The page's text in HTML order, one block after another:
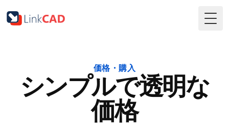
価格・購入
シンプルで透明な
価格